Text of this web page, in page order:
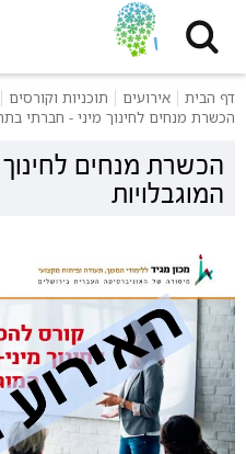
דף הבית אירועים
תוכניות וקורסים
הכשרת מנחים לחינוך מיני - חברתי
הכשרת מנחים
המוגבלויות